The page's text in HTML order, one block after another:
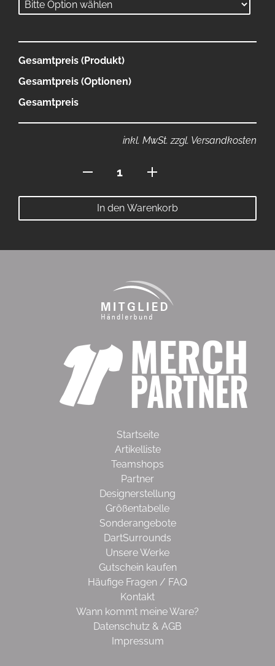
Gesamtpreis (Produkt)
Gesamtpreis (Optionen)
Gesamtpreis
inkl. MwSt. zzgl. Versandkosten
Reissverschluss
Menge
In den Warenkorb
Startseite
Artikelliste
Teamshops
Partner
Designerstellung
Größentabelle
Sonderangebote
DartSurrounds
Unsere Werke
Gutschein kaufen
Häufige Fragen / FAQ
Kontakt
Wann kommt meine Ware?
Datenschutz & AGB
Impressum